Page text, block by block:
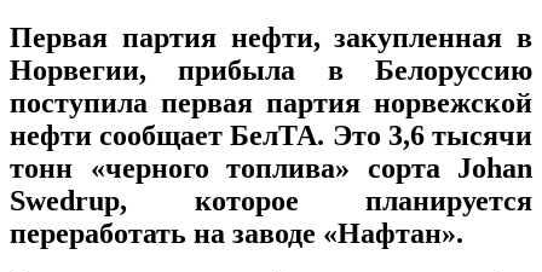
Первая партия нефти, закупленная в
Норвегии, прибыла в Белоруссию
поступила первая партия норвежской
нефти сообщает БелТА. Это 3,6 тысячи
тонн «черного топлива» сорта Johan
Swedrup, которое планируется
переработать на заводе «Нафтан».